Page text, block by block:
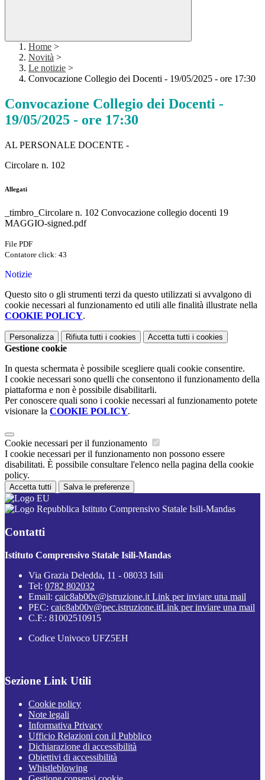
Home >
Novità >
Le notizie >
Convocazione Collegio dei Docenti - 19/05/2025 - ore 17:30
Convocazione Collegio dei Docenti -
19/05/2025 - ore 17:30
AL PERSONALE DOCENTE -
Circolare n. 102
Allegati
_timbro_Circolare n. 102 Convocazione collegio docenti 19
MAGGIO-signed.pdf
File PDF
Contatore click: 43
Notizie
Questo sito o gli strumenti terzi da questo utilizzati si avvalgono di
cookie necessari al funzionamento ed utili alle finalità illustrate nella
COOKIE POLICY.
Personalizza Rifiuta tutti i cookies Accetta tutti i cookies
Gestione cookie
In questa schermata è possibile scegliere quali cookie consentire.
I cookie necessari sono quelli che consentono il funzionamento della
piattaforma e non è possibile disabilitarli.
Per conoscere quali sono i cookie necessari al funzionamento potete
visionare la COOKIE POLICY.
Cookie necessari per il funzionamento
I cookie necessari per il funzionamento non possono essere
disabilitati. È possibile consultare l'elenco nella pagina della cookie
policy.
Accetta tutti Salva le preferenze
Istituto Comprensivo Statale Isili-Mandas
Contatti
Istituto Comprensivo Statale Isili-Mandas
Via Grazia Deledda, 11 - 08033 Isili
Tel: 0782 802032
Email: caic8ab00v@istruzione.it Link per inviare una mail
PEC: caic8ab00v@pec.istruzione.itLink per inviare una mail
C.F.: 81002510915
Codice Univoco UFZ5EH
Sezione Link Utili
Cookie policy
Note legali
Informativa Privacy
Ufficio Relazioni con il Pubblico
Dichiarazione di accessibilità
Obiettivi di accessibilità
Whistleblowing